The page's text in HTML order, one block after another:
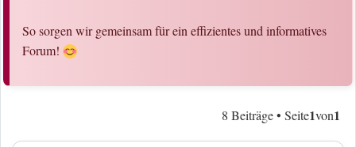
So sorgen wir gemeinsam für ein effizientes und informatives
Forum!
8 Beiträge • Seite1von1